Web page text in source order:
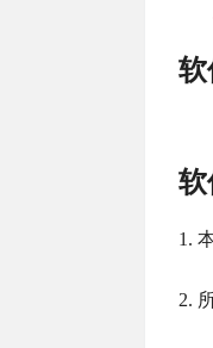
软
软
1.
2.